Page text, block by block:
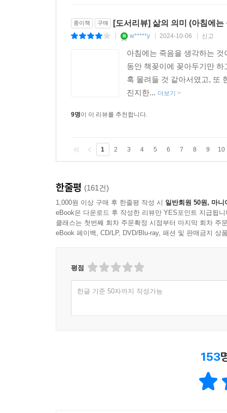
종이책 구매 [도서리뷰] 삶의 의미 (아침에
w*****y 2024-10-06 신고
아침에는 죽음을 생각하는
동안 책꽂이에 꽂아두기만 하
훅 몰려들 것 같아서였고, 또
진지한... 더보기
9명이 이 리뷰를 추천합니다.
1 2 3 4 5 6 7 8 9 10
한줄평 (161건)
1,000원 이상 구매 후 한줄평 작성 시 일반회원 50원, 마니
eBook은 다운로드 후 작성한 리뷰만 YES포인트 지급됩니
클래스는 첫번째 회차 주문확정 시점부터 마지막 회차 주
eBook 페이백, CD/LP, DVD/Blu-ray, 패션 및 판매금지 상
평점
한글 기준 50자까지 작성가능
153